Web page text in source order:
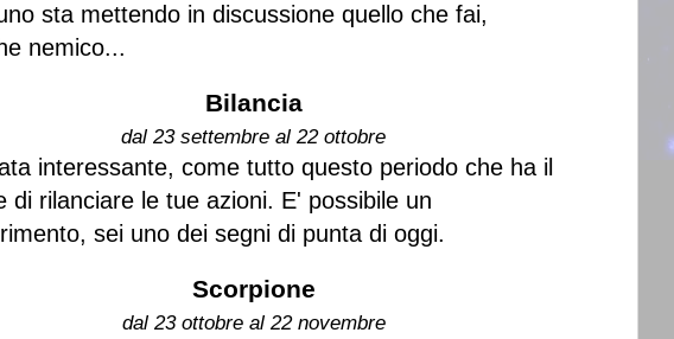
sta mettendo in discussione quello che fai,
nemico...
Bilancia
dal 23 settembre al 22 ottobre
interessante, come tutto questo periodo che ha il
di rilanciare le tue azioni. E' possibile un
sei uno dei segni di punta di oggi.
Scorpione
dal 23 ottobre al 22 novembre